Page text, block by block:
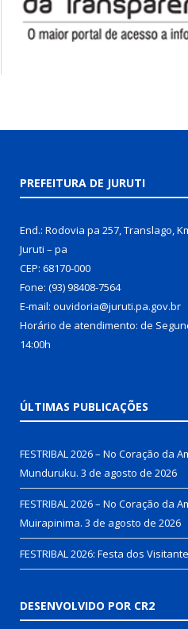
PREFEITURA DE JURUTI
End.: Rodovia pa 257, Translago,
Juruti – pa
CEP: 68170-000
Fone: (93) 98408-7564
E-mail: ouvidoria@juruti.pa.gov.br
Horário de atendimento: de
14:00h
ÚLTIMAS PUBLICAÇÕES
FESTRIBAL 2026 – No Coração da
Munduruku. 3 de agosto de 2026
FESTRIBAL 2026 – No Coração da
Muirapinima. 3 de agosto de 2026
FESTRIBAL 2026: Festa dos
DESENVOLVIDO POR CR2